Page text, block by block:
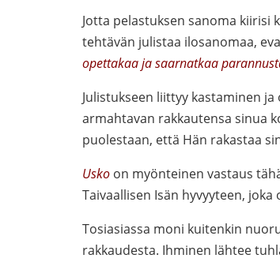
Jotta pelastuksen sanoma kiirisi
tehtävän julistaa ilosanomaa,
opettakaa ja saarnatkaa
Julistukseen liittyy kastaminen
armahtavan rakkautensa sinua
puolestaan, että Hän rakastaa
Usko on myönteinen vastaus
Taivaallisen Isän hyvyyteen,
Tosiasiassa moni kuitenkin
rakkaudesta. Ihminen lähtee